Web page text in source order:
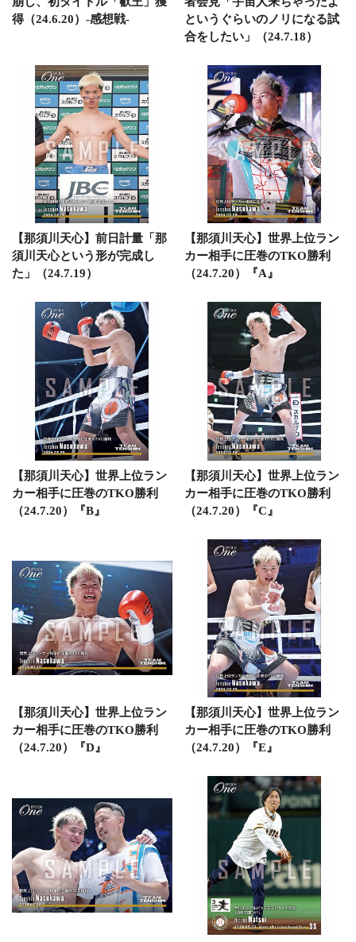
得（24.6.20）-感想戦-
というぐらいのノリになる試
合をしたい」（24.7.18）
【那須川天心】前日計量「那
須川天心という形が完成し
た」（24.7.19）
【那須川天心】世界上位ラン
カー相手に圧巻のTKO勝利
（24.7.20）『A』
【那須川天心】世界上位ラン
カー相手に圧巻のTKO勝利
（24.7.20）『B』
【那須川天心】世界上位ラン
カー相手に圧巻のTKO勝利
（24.7.20）『C』
【那須川天心】世界上位ラン
カー相手に圧巻のTKO勝利
（24.7.20）『D』
【那須川天心】世界上位ラン
カー相手に圧巻のTKO勝利
（24.7.20）『E』